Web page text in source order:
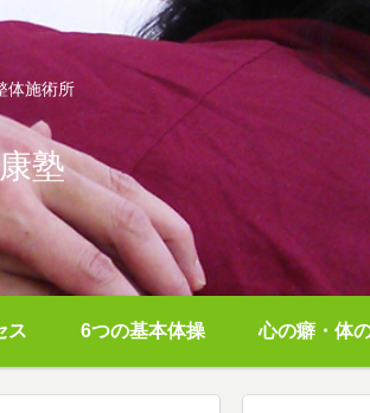
体施術所
塾
ス 6つの基本体操 心の癖・体